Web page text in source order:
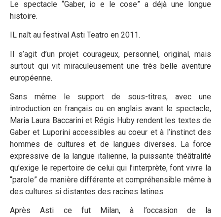
Le spectacle “Gaber, io e le cose” a déjà une longue
histoire.
IL naît au festival Asti Teatro en 2011.
Il s’agit d’un projet courageux, personnel, original, mais
surtout qui vit miraculeusement une très belle aventure
européenne.
Sans même le support de sous-titres, avec une
introduction en français ou en anglais avant le spectacle,
Maria Laura Baccarini et Régis Huby rendent les textes de
Gaber et Luporini accessibles au coeur et à l’instinct des
hommes de cultures et de langues diverses. La force
expressive de la langue italienne, la puissante théâtralité
qu’exige le repertoire de celui qui l’interprète, font vivre la
“parole” de manière différente et compréhensible même à
des cultures si distantes des racines latines.
Après Asti ce fut Milan, à l’occasion de la